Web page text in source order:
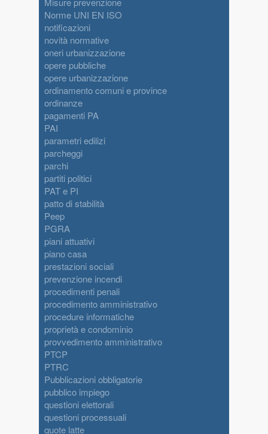
Norme UNI EN ISO
notificazioni
novità normative
oneri urbanizzazione
opere pubbliche
opere urbanizzazione
ordinamento comuni e province
ordinanze
pagamenti PA
PAI
parametri edilizi
parcheggi
parchi
partiti politici
PAT e PI
patto di stabilità
Peep
PGRA
piani attuativi
piano casa
prestazioni sociali
prevenzione incendi
procedimenti penali
procedimento amministrativo
procedure informatiche
proprietà e condominio
provvedimento amministrativo
PTCP
PTRC
Pubblicazioni obbligatorie
pubblico impiego
questioni elettorali
questioni processuali
quote latte